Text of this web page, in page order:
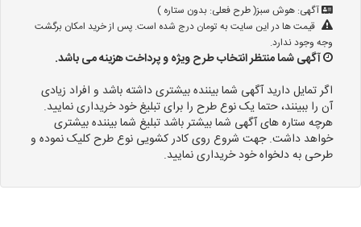
آگهی: هوش سبز( طرح فعلی: بدون ستاره )
قیمت ها در این سایت به تومان درج شده است. پس از خرید امکان برگشت
وجه وجود ندارد.
آگهی شما منتظر انتخاب طرح ویژه و پرداخت هزینه می باشد.
اگر تمایل دارید آگهی شما بیننده بیشتری داشته باشد و افراد زیادی
آن را ببینند، حتما یک نوع طرح را برای تبلیغ خود خریداری نمایید.
هرچه ستاره های آگهی شما بیشتر باشد تبلیغ شما بیننده بیشتری
خواهد داشت. جهت شروع روی کادر کشویی نوع طرح کلیک نموده و
طرحی به دلخواه خود خریداری نمایید.